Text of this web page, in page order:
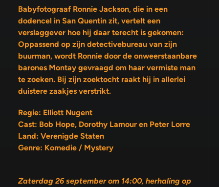
Babyfotograaf Ronnie Jackson, die in een
dodencel in San Quentin zit, vertelt een
verslaggever hoe hij daar terecht is gekomen:
Oppassend op zijn detectivebureau van zijn
buurman, wordt Ronnie door de onweerstaanbare
barones Montay gevraagd om haar vermiste man
te zoeken. Bij zijn zoektocht raakt hij in allerlei
duistere zaakjes verstrikt.
Regie: Elliott Nugent
Cast: Bob Hope, Dorothy Lamour en Peter Lorre
Land: Verenigde Staten
Genre: Komedie / Mystery
Zaterdag 26 september om 14:00, herhaling op